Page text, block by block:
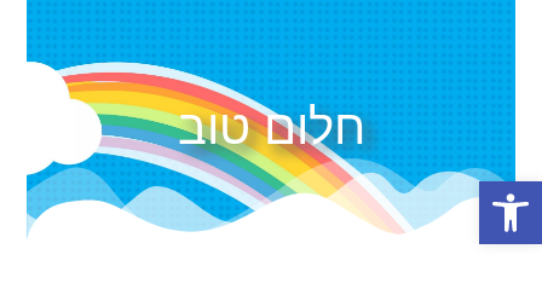
חלום טוב
פתח סרגל נגישות